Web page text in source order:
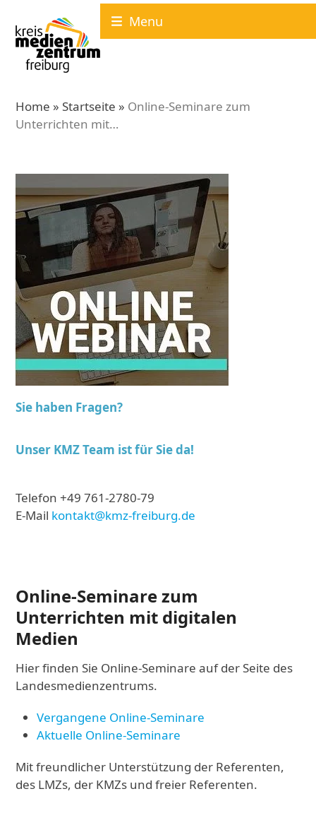
content
Menu
Home » Startseite » Online-Seminare zum
Unterrichten mit…
Sie haben Fragen?
Unser KMZ Team ist für Sie da!
Telefon +49 761-2780-79
E-Mail kontakt@kmz-freiburg.de
Online-Seminare zum
Unterrichten mit digitalen
Medien
Hier finden Sie Online-Seminare auf der Seite des
Landesmedienzentrums.
Vergangene Online-Seminare
Aktuelle Online-Seminare
Mit freundlicher Unterstützung der Referenten,
des LMZs, der KMZs und freier Referenten.